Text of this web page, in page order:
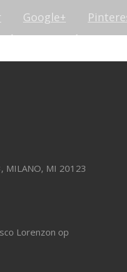
Google+
MILANO, MI 20123
Lorenzon op